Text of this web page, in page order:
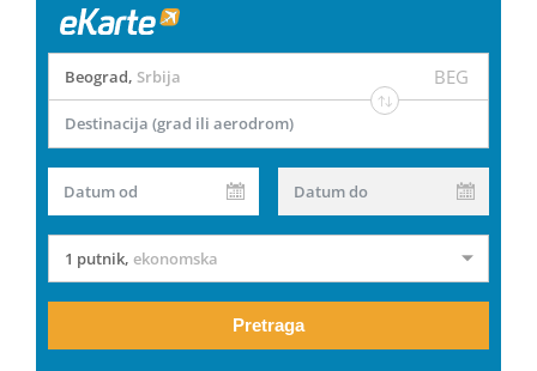
Beograd, Srbija BEG
Destinacija (grad ili aerodrom)
Datum od Datum do
1 putnik, ekonomska
Pretraga